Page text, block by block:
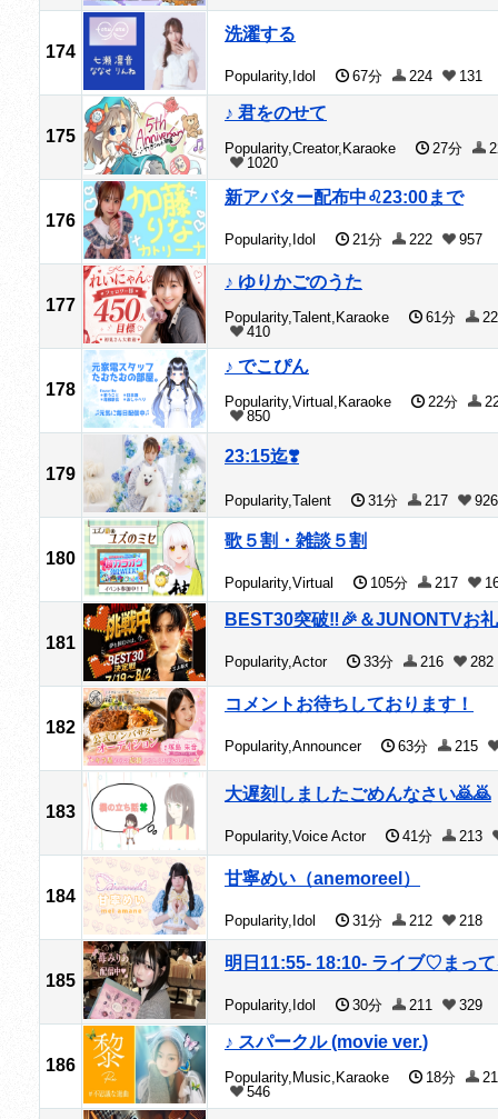
174
洗濯する
Popularity,Idol 67分 224 131
175
♪ 君をのせて
Popularity,Creator,Karaoke 27分
1020
176
新アバター配布中♌️23:00まで
Popularity,Idol 21分 222 957
177
♪ ゆりかごのうた
Popularity,Talent,Karaoke 61分
410
178
♪ でこぴん
Popularity,Virtual,Karaoke 22分
850
179
23:15迄❣️
Popularity,Talent 31分 217 926
180
歌５割・雑談５割
Popularity,Virtual 105分 217
181
BEST30突破‼️🎉＆JUNONTVお
Popularity,Actor 33分 216 282
182
コメントお待ちしております！
Popularity,Announcer 63分 215
183
大遅刻しましたごめんなさい🙇🙇
Popularity,Voice Actor 41分 213
184
甘寧めい（anemoreel）
Popularity,Idol 31分 212 218
185
明日11:55- 18:10- ライブ♡まっ
Popularity,Idol 30分 211 329
186
♪ スパークル (movie ver.)
Popularity,Music,Karaoke 18分
546